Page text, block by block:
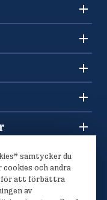
samtycker du
och andra
att förbättra
av